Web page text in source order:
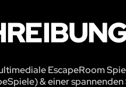
EscapeRoom
& einer